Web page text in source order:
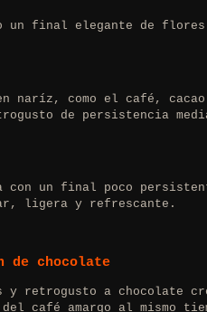
un final elegante de flores
naríz, como el café,
de persistencia
con un final poco
ligera y refrescante.
de chocolate
retrogusto a chocolate
café amargo al mismo